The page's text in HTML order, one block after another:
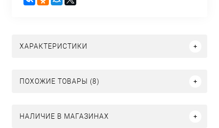
ХАРАКТЕРИСТИКИ
ПОХОЖИЕ ТОВАРЫ (8)
НАЛИЧИЕ В МАГАЗИНАХ